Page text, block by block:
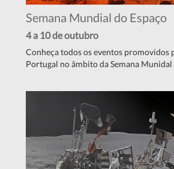
Semana Mundial do Espaço
4 a 10 de outubro
Conheça todos os eventos promovidos
Portugal no âmbito da Semana Munidal